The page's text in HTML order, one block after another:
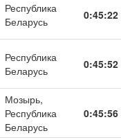
Республика
Беларусь
0:45:22
Республика
Беларусь
0:45:52
Мозырь,
Республика
Беларусь
0:45:56